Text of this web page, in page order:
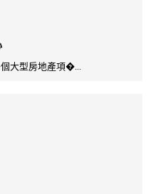
大型房地產項�...